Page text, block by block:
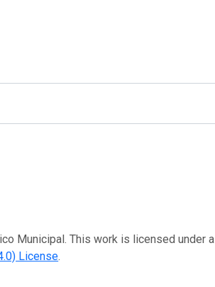
Municipal. This work is licensed under a
License.